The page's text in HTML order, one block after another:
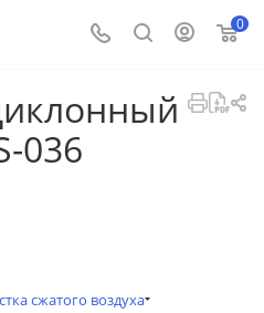
0
036
сжатого воздуха